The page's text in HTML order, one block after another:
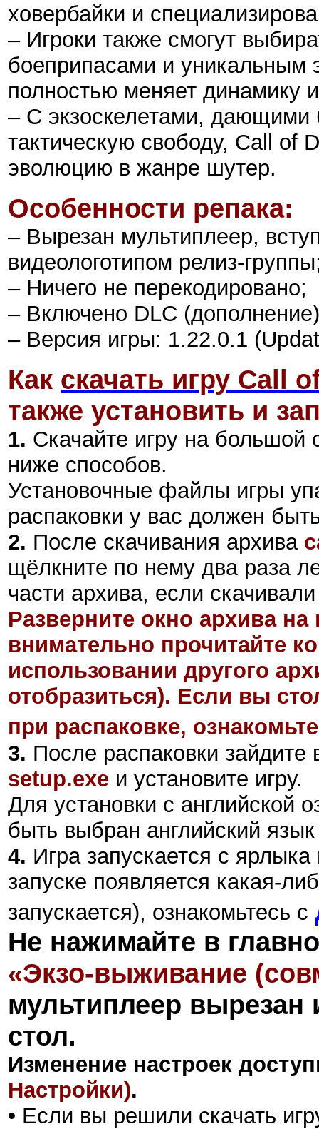
ховербайки и
– Игроки также смогут
боеприпасами и уникальным
полностью меняет динамику
– С экзоскелетами,
тактическую свободу, Call of
эволюцию в жанре шутер.
Особенности репака:
– Вырезан мультиплеер,
видеологотипом релиз-
– Ничего не перекодировано;
– Включено DLC
– Версия игры: 1.22.0.1
Как скачать игру Call
также установить и
1. Скачайте игру на большой
ниже способов.
Установочные файлы игры
распаковки у вас должен
2. После скачивания архива
щёлкните по нему два раза
части архива, если
Разверните окно архива на
внимательно прочитайте
использовании другого
отобразиться). Если вы
при распаковке,
3. После распаковки зайдите
setup.exe и установите игру.
Для установки с английской
быть выбран английский
4. Игра запускается с
запуске появляется какая-
запускается), ознакомьтесь с
Не нажимайте в
«Экзо-выживание
мультиплеер вырезан
стол.
Изменение настроек
Настройки).
• Если вы решили скачать